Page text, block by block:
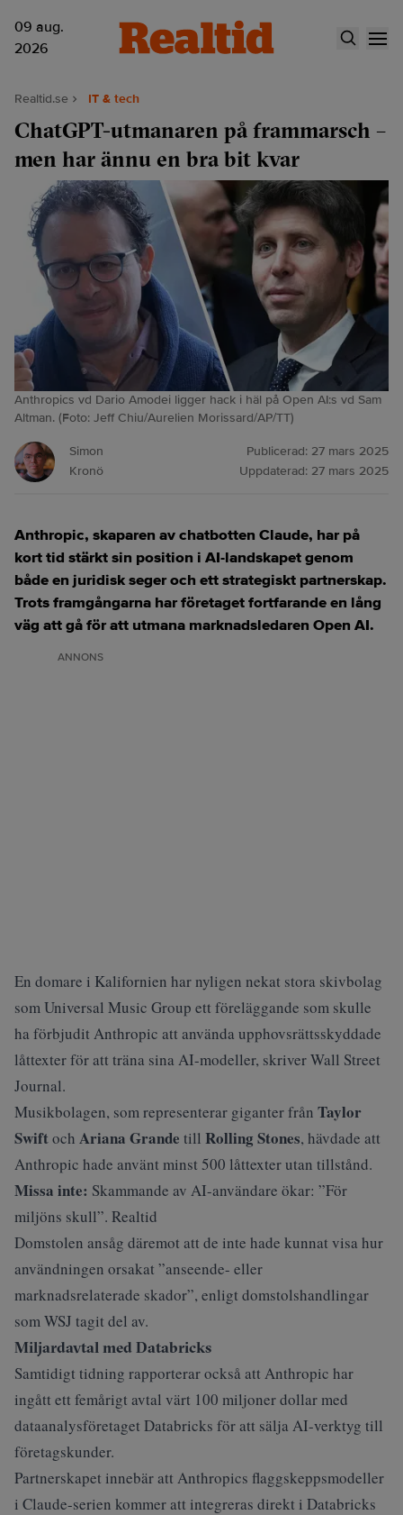
09 aug.
2026
Realtid.se IT & tech
ChatGPT-utmanaren på frammarsch –
men har ännu en bra bit kvar
Anthropics vd Dario Amodei ligger hack i häl på Open AI:s vd Sam
Altman. (Foto: Jeff Chiu/Aurelien Morissard/AP/TT)
Simon
Kronö
Publicerad: 27 mars 2025
Uppdaterad: 27 mars 2025
Anthropic, skaparen av chatbotten Claude, har på
kort tid stärkt sin position i AI-landskapet genom
både en juridisk seger och ett strategiskt partnerskap.
Trots framgångarna har företaget fortfarande en lång
väg att gå för att utmana marknadsledaren Open AI.
ANNONS
En domare i Kalifornien har nyligen nekat stora skivbolag
som Universal Music Group ett föreläggande som skulle
ha förbjudit Anthropic att använda upphovsrättsskyddade
låttexter för att träna sina AI-modeller, skriverWall Street
Journal.
Musikbolagen, som representerar giganter från Taylor
Swiftoch Ariana Grande till Rolling Stones, hävdade att
Anthropic hade använt minst 500 låttexter utan tillstånd.
Missa inte: Skammande av AI-användare ökar: ”För
miljöns skull”. Realtid
Domstolen ansåg däremot att de inte hade kunnat visa hur
användningen orsakat ”anseende- eller
marknadsrelaterade skador”, enligt domstolshandlingar
som WSJ tagit del av.
Miljardavtal med Databricks
Samtidigt tidning rapporterar också att Anthropic har
ingått ett femårigt avtal värt 100 miljoner dollar med
dataanalysföretaget Databricks för att sälja AI-verktyg till
företagskunder.
Partnerskapet innebär att Anthropics flaggskeppsmodeller
i Claude-serien kommer att integreras direkt i Databricks